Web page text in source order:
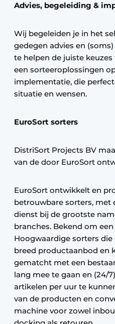
Advies, begeleiding &
Wij begeleiden je in het
gedegen advies en
te helpen de juiste
een sorteeroplossingen
implementatie, die
situatie en wensen.
EuroSort sorters
DistriSort Projects BV
van de door EuroSort
EuroSort ontwikkelt en
betrouwbare sorters, met
dienst bij de grootste
branches. Bekend om
Hoogwaardige sorters
breed productaanbod en
gematcht met een
lang mee te gaan en (24/
artikelen per uur te
van de producten en
machine voor zowel